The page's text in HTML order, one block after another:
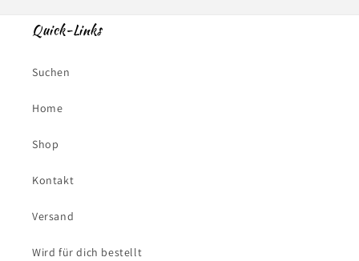
Quick-Links
Suchen
Home
Shop
Kontakt
Versand
Wird für dich bestellt